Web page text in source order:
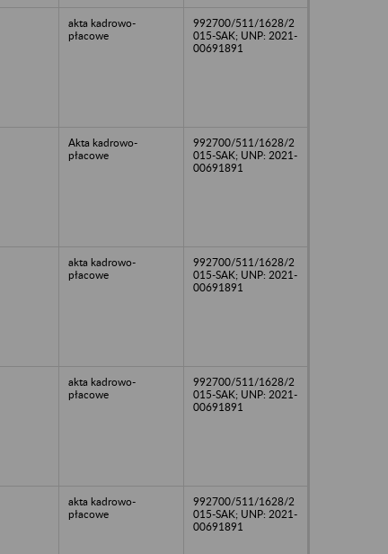
akta kadrowo-
płacowe
992700/511/1628/2
015-SAK; UNP: 2021-
00691891
Akta kadrowo-
płacowe
992700/511/1628/2
015-SAK; UNP: 2021-
00691891
akta kadrowo-
płacowe
992700/511/1628/2
015-SAK; UNP: 2021-
00691891
akta kadrowo-
płacowe
992700/511/1628/2
015-SAK; UNP: 2021-
00691891
akta kadrowo-
płacowe
992700/511/1628/2
015-SAK; UNP: 2021-
00691891